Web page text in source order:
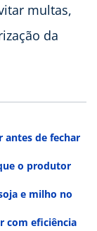
multas,
da
antes de fechar
o produtor
e milho no
com eficiência